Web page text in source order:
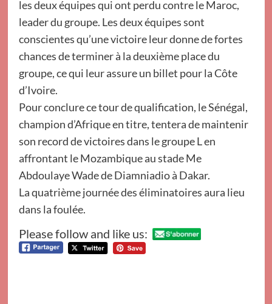
les deux équipes qui ont perdu contre le Maroc,
leader du groupe. Les deux équipes sont
conscientes qu’une victoire leur donne de fortes
chances de terminer à la deuxième place du
groupe, ce qui leur assure un billet pour la Côte
d’Ivoire.
Pour conclure ce tour de qualification, le Sénégal,
champion d’Afrique en titre, tentera de maintenir
son record de victoires dans le groupe L en
affrontant le Mozambique au stade Me
Abdoulaye Wade de Diamniadio à Dakar.
La quatrième journée des éliminatoires aura lieu
dans la foulée.
Please follow and like us: